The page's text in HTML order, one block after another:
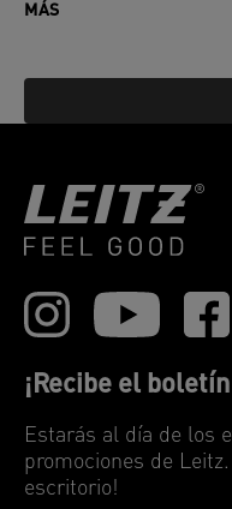
MÁS
¡Recibe el
Estarás al día de los
promociones de
escritorio!